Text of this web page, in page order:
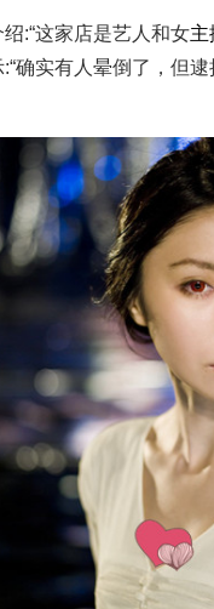
:“这家店是艺人和女主
确实有人晕倒了，但